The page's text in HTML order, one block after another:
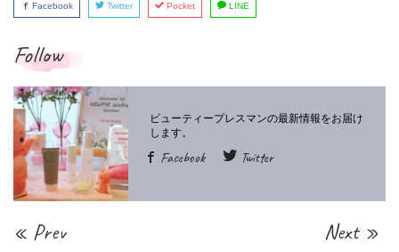
Facebook Twitter Pocket LINE
Follow
Facebook Twitter
« Prev Next »